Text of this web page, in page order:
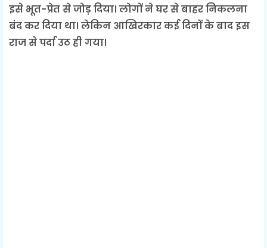
इसे भूत-प्रेत से जोड़ दिया। लोगों ने घर से बाहर निकलना
बंद कर दिया था। लेकिन आखिरकार कई दिनों के बाद इस
राज से पर्दा उठ ही गया।